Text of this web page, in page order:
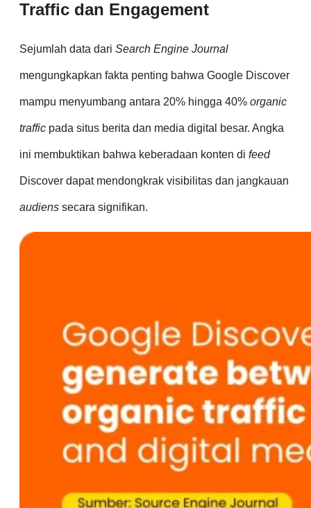
Traffic dan Engagement
Sejumlah data dari Search Engine Journal
mengungkapkan fakta penting bahwa Google Discover
mampu menyumbang antara 20% hingga 40% organic
traffic pada situs berita dan media digital besar. Angka
ini membuktikan bahwa keberadaan konten di feed
Discover dapat mendongkrak visibilitas dan jangkauan
audiens secara signifikan.